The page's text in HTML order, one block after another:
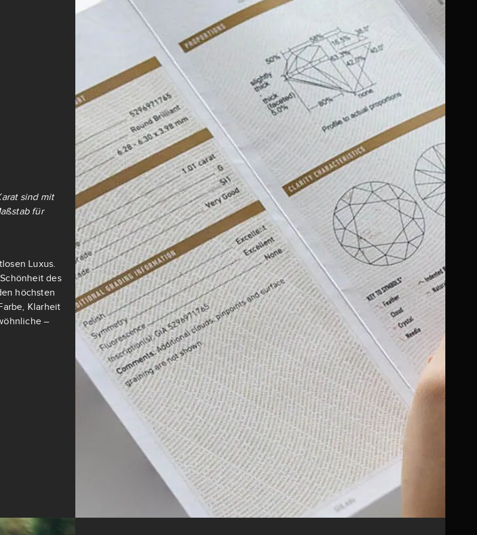
sind mit
für
Luxus.
des
höchsten
Klarheit
–